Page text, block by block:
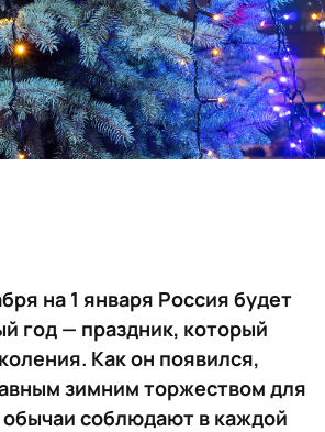
на 1 января Россия будет
год — праздник, который
Как он появился,
зимним торжеством для
обычаи соблюдают в каждой